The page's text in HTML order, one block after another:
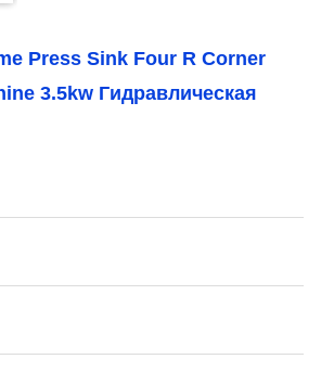
Press Sink Four R Corner
3.5kw Гидравлическая